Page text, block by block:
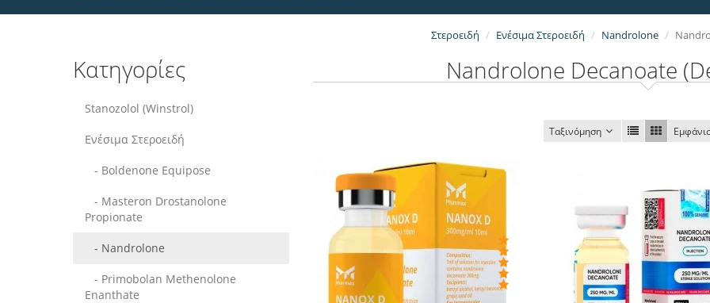
Κατηγορίες
Stanozolol (Winstrol)
Ενέσιμα Στεροειδή
- Boldenone Equipose
- Masteron Drostanolone
Propionate
- Nandrolone
- Primobolan Methenolone
Enanthate
Στεροειδή Ενέσιμα Στεροειδή Nandrolone
Nandrolone Decanoate
Ταξινόμηση